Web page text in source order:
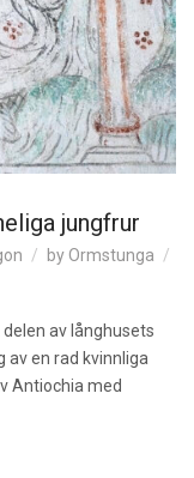
jungfrur
by Ormstunga
delen av långhusets
av en rad kvinnliga
Antiochia med